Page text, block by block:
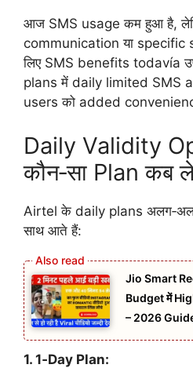
आज SMS usage कम हुआ है,
communication या
लिए SMS benefits todavía
plans में daily limited SMS
users को added
Daily Validity
कौन‑सा Plan कब
Airtel के daily plans
साथ आते हैं:
Jio Smart
Budget में
– 2026
1. 1‑Day Plan: